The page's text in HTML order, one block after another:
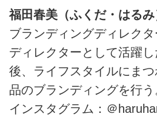
福田春美（ふくだ・はるみ
ブランディングディレク
ディレクターとして活躍
後、ライフスタイルにま
品のブランディングを行う
インスタグラム：＠